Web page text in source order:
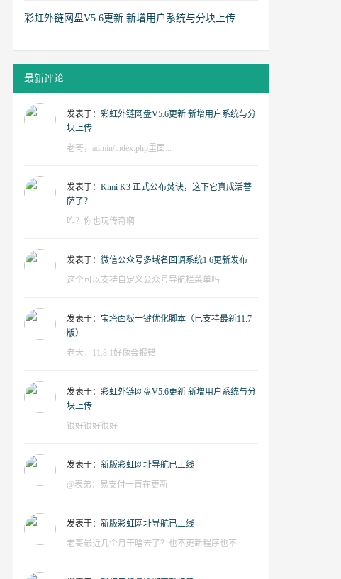
彩虹外链网盘V5.6更新 新增用户系统与分块上传
最新评论
发表于： 彩虹外链网盘V5.6更新 新增用户系统与分
块上传
老哥，admin/index.php里面...
发表于： Kimi K3 正式公布焚诀，这下它真成活菩
萨了？
咋？你也玩传奇啊
发表于： 微信公众号多域名回调系统1.6更新发布
这个可以支持自定义公众号导航栏菜单吗
发表于： 宝塔面板一键优化脚本（已支持最新11.7
版）
老大，11.8.1好像会报错
发表于： 彩虹外链网盘V5.6更新 新增用户系统与分
块上传
很好很好很好
发表于： 新版彩虹网址导航已上线
@表弟：易支付一直在更新
发表于： 新版彩虹网址导航已上线
老哥最近几个月干啥去了？也不更新程序也不...